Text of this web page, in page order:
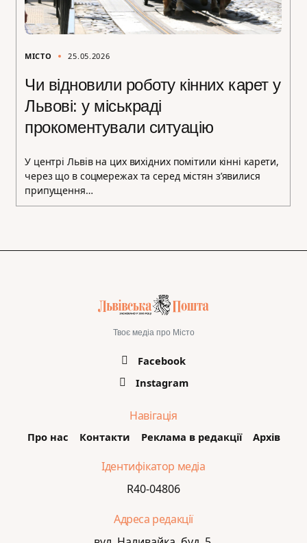
МІСТО 25.05.2026
Чи відновили роботу кінних карет у
Львові: у міськраді
прокоментували ситуацію
У центрі Львів на цих вихідних помітили кінні карети,
через що в соцмережах та серед містян з’явилися
припущення…
Твоє медіа про Місто
Facebook
Instagram
Навігація
Про нас Контакти Реклама в редакції Архів
Ідентифікатор медіа
R40-04806
Адреса редакції